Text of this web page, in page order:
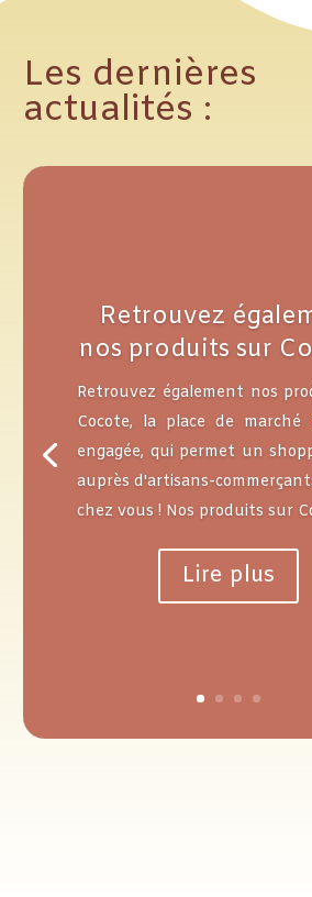
Les dernières
actualités :
Retrouvez
nos produits sur
Retrouvez également nos
Cocote, la place de marché
engagée, qui permet un
auprès d'artisans-
chez vous ! Nos produits sur
Lire plus